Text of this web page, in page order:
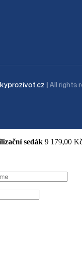
| All rights
sedák 9 179,00